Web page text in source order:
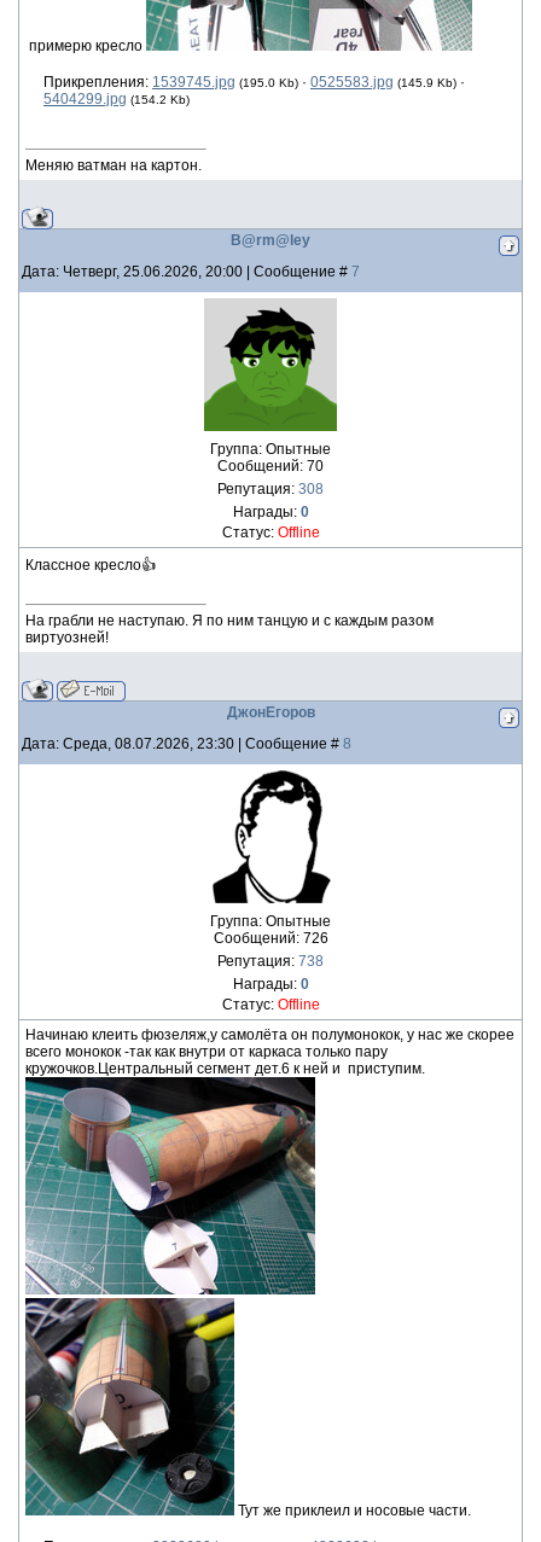
примерю кресло
Прикрепления: 1539745.jpg (195.0 Kb) · 0525583.jpg (145.9 Kb) ·
5404299.jpg (154.2 Kb)
Меняю ватман на картон.
B@rm@ley
Дата: Четверг, 25.06.2026, 20:00 | Сообщение # 7
Группа: Опытные
Сообщений: 70
Репутация: 308
Награды: 0
Статус: Offline
Классное кресло👍
На грабли не наступаю. Я по ним танцую и с каждым разом
виртуозней!
ДжонЕгоров
Дата: Среда, 08.07.2026, 23:30 | Сообщение # 8
Группа: Опытные
Сообщений: 726
Репутация: 738
Награды: 0
Статус: Offline
Начинаю клеить фюзеляж,у самолёта он полумонокок, у нас же скорее
всего монокок -так как внутри от каркаса только пару
кружочков.Центральный сегмент дет.6 к ней и приступим.
Тут же приклеил и носовые части.